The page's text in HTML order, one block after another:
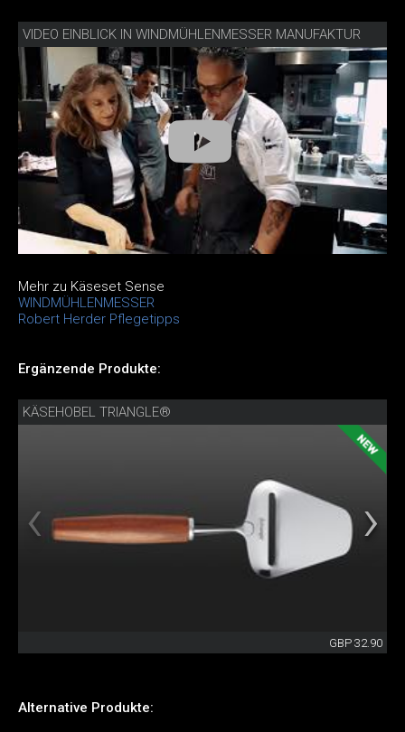
VIDEO EINBLICK IN WINDMÜHLENMESSER MANUFAKTUR
Mehr zu Käseset Sense
WINDMÜHLENMESSER
Robert Herder Pflegetipps
Ergänzende Produkte:
KÄSEHOBEL TRIANGLE®
GBP 32.90
Alternative Produkte: